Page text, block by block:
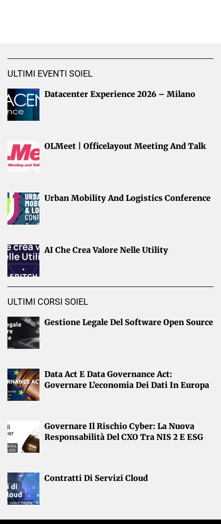
ULTIMI EVENTI SOIEL
Datacenter Experience 2026 – Milano
OLMeet | Officelayout Meeting And Talk
Urban Mobility And Logistics Conference
AI Che Crea Valore Nelle Utility
ULTIMI CORSI SOIEL
Gestione Legale Del Software Open Source
Data Act E Data Governance Act:
Governare L’economia Dei Dati In Europa
Governare Il Rischio Cyber: La Nuova
Responsabilità Del CXO Tra NIS 2 E ESG
Contratti Di Servizi Cloud